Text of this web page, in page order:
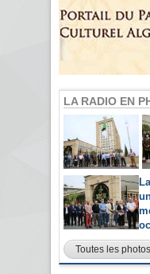
LA RADIO EN
Toutes les photos